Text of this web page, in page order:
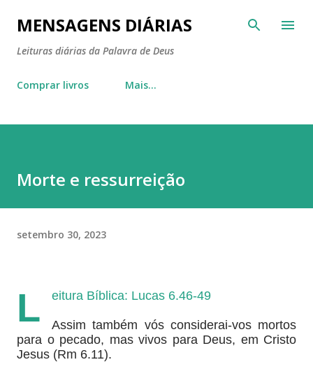
Pular para o conteúdo principal
MENSAGENS DIÁRIAS
Leituras diárias da Palavra de Deus
Comprar livros Mais…
Morte e ressurreição
setembro 30, 2023
L eitura Bíblica: Lucas 6.46-49
Assim também vós considerai-vos mortos
para o pecado, mas vivos para Deus, em Cristo
Jesus (Rm 6.11).